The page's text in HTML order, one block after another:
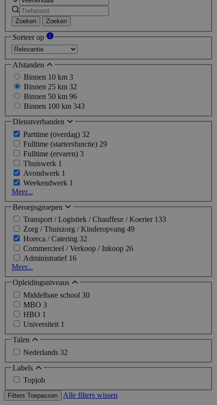
Zoeken Zoeken
Sorteer op
Afstanden
Binnen 10 km 3
Binnen 25 km 32
Binnen 50 km 96
Binnen 100 km 343
Dienstverbanden
Parttime (overdag) 32
Fulltime (startersfunctie) 29
Fulltime (ervaren) 3
Thuiswerk 1
Avondwerk 1
Weekendwerk 1
Meer...
Beroepsgroepen
Transport / Logistiek / Chauffeur / Koerier 133
Zorg / Thuiszorg / Kinderopvang 49
Horeca / Catering 32
Commercieel / Verkoop / Inkoop 26
Administratief 16
Meer...
Opleidingsniveaus
Middelbare school 30
MBO 3
HBO 1
Universiteit 1
Talen
Nederlands 32
Labels
Topjob
Filters Toepassen Alle filters wissen